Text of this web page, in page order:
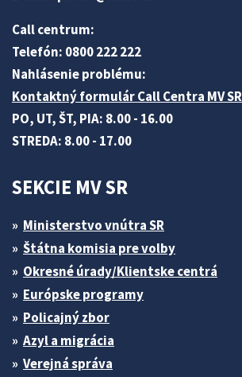
Call centrum:
Telefón: 0800 222 222
Nahlásenie problému:
Kontaktný formulár Call Centra MV SR
PO, UT, ŠT, PIA: 8.00 - 16.00
STREDA: 8.00 - 17.00
SEKCIE MV SR
Ministerstvo vnútra SR
Štátna komisia pre volby
Okresné úrady/Klientske centrá
Európske programy
Policajný zbor
Azyl a migrácia
Verejná správa